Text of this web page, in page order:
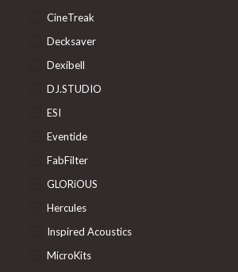
CineTreak
Decksaver
Dexibell
DJ.STUDIO
ESI
Eventide
FabFilter
GLORiOUS
Hercules
Inspired Acoustics
MicroKits